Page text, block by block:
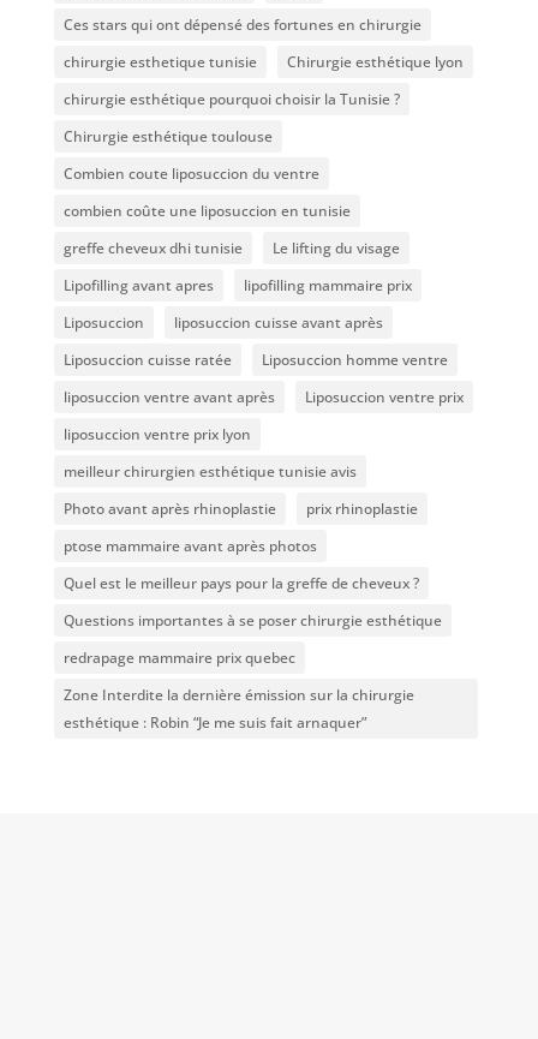
Ces stars qui ont dépensé des fortunes en chirurgie
chirurgie esthetique tunisie
Chirurgie esthétique lyon
chirurgie esthétique pourquoi choisir la Tunisie ?
Chirurgie esthétique toulouse
Combien coute liposuccion du ventre​
combien coûte une liposuccion en tunisie
greffe cheveux dhi tunisie
Le lifting du visage
Lipofilling avant apres
lipofilling mammaire prix
Liposuccion
liposuccion cuisse avant après
Liposuccion cuisse ratée
Liposuccion homme ventre
liposuccion ventre avant après
Liposuccion ventre prix
liposuccion ventre prix lyon
meilleur chirurgien esthétique tunisie avis
Photo avant après rhinoplastie
prix rhinoplastie
ptose mammaire avant après photos
Quel est le meilleur pays pour la greffe de cheveux ?
Questions importantes à se poser chirurgie esthétique
redrapage mammaire prix quebec
Zone Interdite la dernière émission sur la chirurgie
esthétique : Robin “Je me suis fait arnaquer”